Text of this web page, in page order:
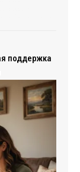
поддержка